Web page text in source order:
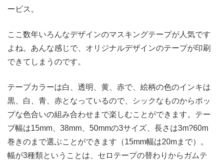
ービス。
ここ数年いろんなデザインのマスキングテープが人気です
よね。あんな感じで、オリジナルデザインのテープが印刷
できてしまうのです。
テープカラーは白、透明、黄、赤で、絵柄の色のインキは
黒、白、青、赤となっているので、シックなものからポッ
プな色合いの組み合わせまで楽しむことができます。テー
プ幅は15mm、38mm、50mmの3サイズ、長さは3m?60m
巻きのまで選ぶことができます（15mm幅は20mまで）。
幅が3種類ということは、セロテープの替わりからガムテ